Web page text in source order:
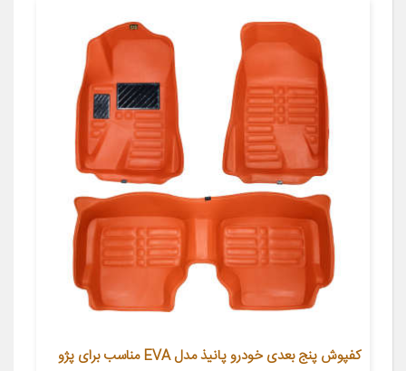
کفپوش پنج بعدی خودرو پانیذ مدل EVA مناسب برای پژو